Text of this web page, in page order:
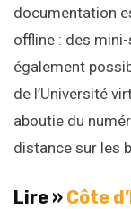
documentation
offline : des
également
de l’Université
aboutie du
distance sur les
Lire » Côte